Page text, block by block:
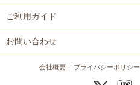
ご利用ガイド
お問い合わせ
会社概要 プライバシーポリシー